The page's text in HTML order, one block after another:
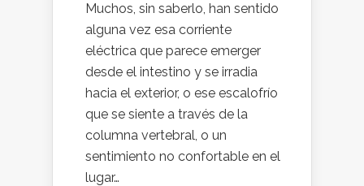
Muchos, sin saberlo, han sentido
alguna vez esa corriente
eléctrica que parece emerger
desde el intestino y se irradia
hacia el exterior, o ese escalofrío
que se siente a través de la
columna vertebral, o un
sentimiento no confortable en el
lugar…